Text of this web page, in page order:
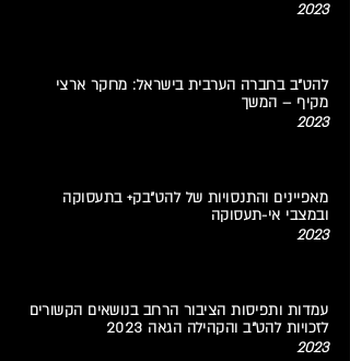
2023
להט"ב בחברה הערבית בישראל: מחקר ארצי
מקיף – המשך
2023
מאפיינים והתנסויות של להט"בק+ בתעסוקה
ובמצבי אי-תעסוקה
2023
עמדות ותפיסות הציבור הרחב בנושאים הקשורים
לזכויות להט"ב והקהילה הגאה 2023
2023